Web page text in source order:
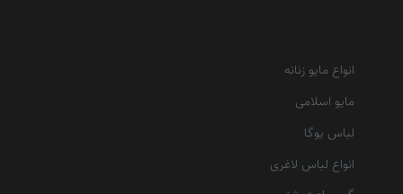
انواع مایو زنانه
مایو اسلامی
لباس یوگا
انواع لباس لاغری